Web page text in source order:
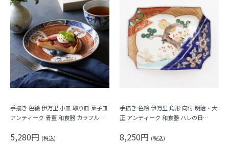
手描き 色絵 伊万里 小皿 取り皿 菓子皿
アンティーク 骨董 和食器 カラフル
5,280円 (税込)
手描き 色絵 伊万里 角形 向付 明治・大
正 アンティーク 和食器 ハレの日
8,250円 (税込)